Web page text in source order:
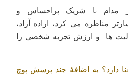
مدام با شریک پراحساس و
مناظره می کرد، اراده آزاد،
ها و ارزش تجربه شخصی را
دارد؟ به اضافۀ چند پرسش پوچ